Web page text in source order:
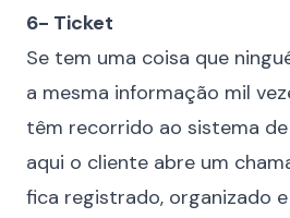
6- Ticket
Se tem uma coisa que
a mesma informação mil
têm recorrido ao sistema
aqui o cliente abre um
fica registrado, organizado